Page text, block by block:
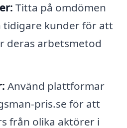
Titta på omdömen
tidigare kunder för att
deras arbetsmetod
Använd plattformar
pris.se för att
från olika aktörer i